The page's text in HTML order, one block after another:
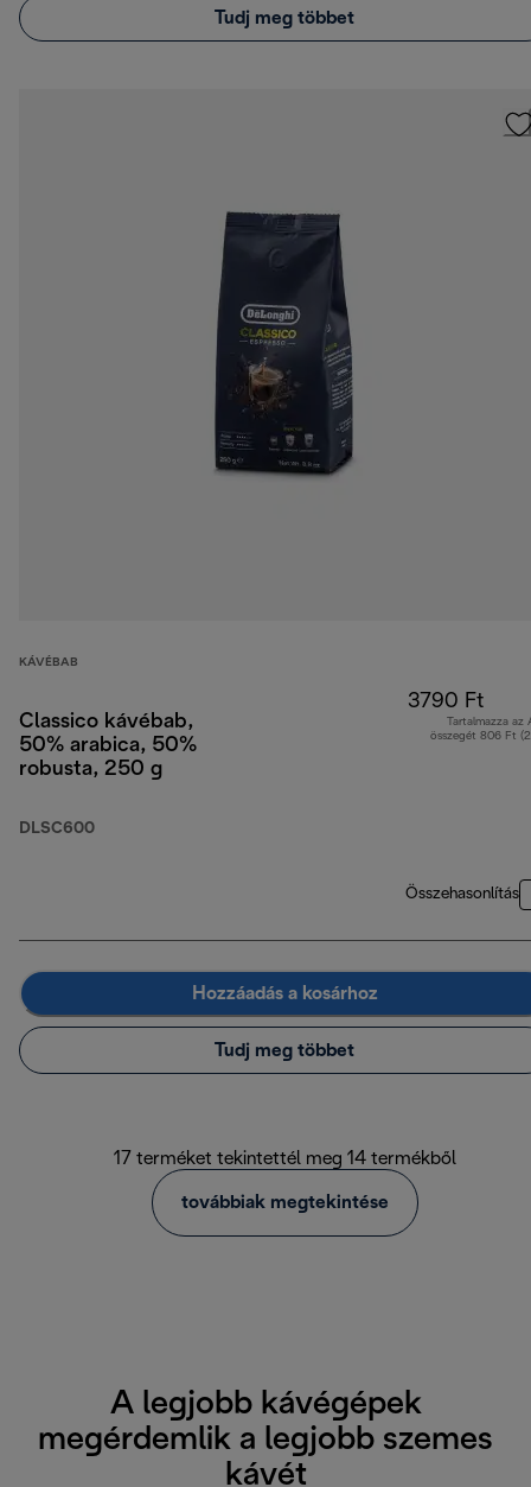
Tudj meg többet
KÁVÉBAB
Classico kávébab,
50% arabica, 50%
robusta, 250 g
DLSC600
3790 Ft
Tartalmazza az
összegét 806 Ft
Összehasonlítás
Hozzáadás a kosárhoz
Tudj meg többet
17 terméket tekintettél meg 14 termékből
továbbiak megtekintése
A legjobb kávégépek
megérdemlik a legjobb szemes
kávét